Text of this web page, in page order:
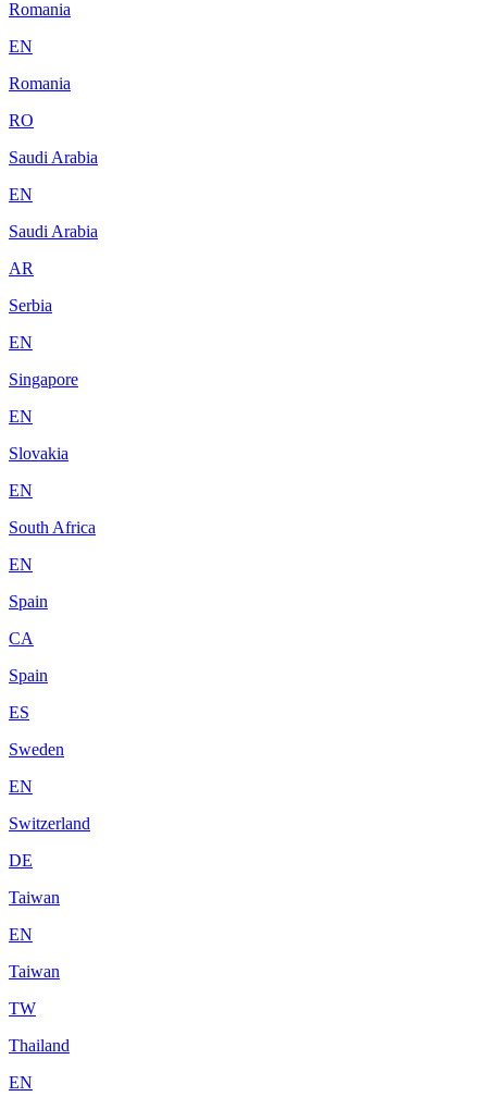
Romania
EN
Romania
RO
Saudi Arabia
EN
Saudi Arabia
AR
Serbia
EN
Singapore
EN
Slovakia
EN
South Africa
EN
Spain
CA
Spain
ES
Sweden
EN
Switzerland
DE
Taiwan
EN
Taiwan
TW
Thailand
EN